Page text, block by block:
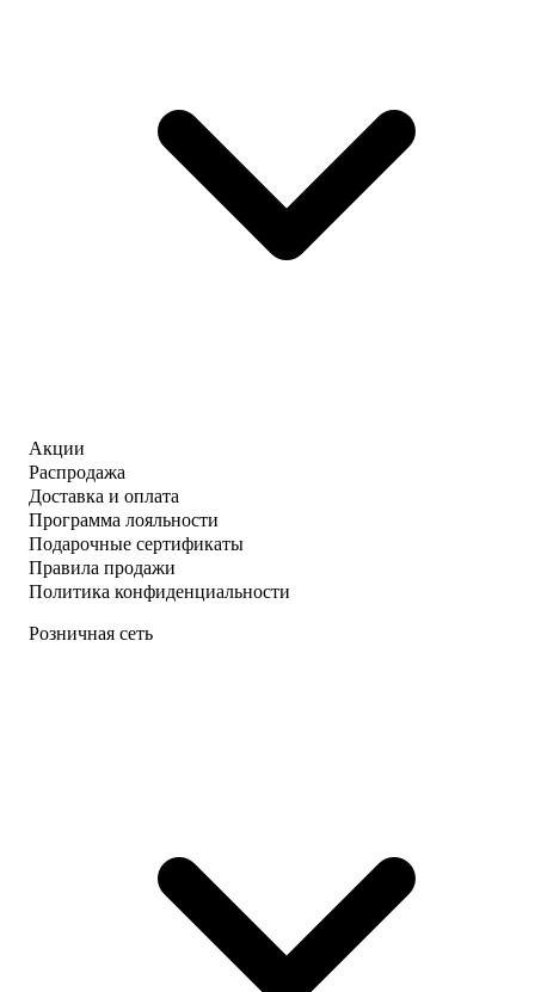
Акции
Распродажа
Доставка и оплата
Программа лояльности
Подарочные сертификаты
Правила продажи
Политика конфиденциальности
Розничная сеть